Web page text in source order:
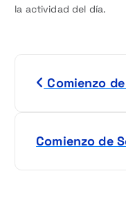
la actividad del día.
Comienzo
Comienzo de